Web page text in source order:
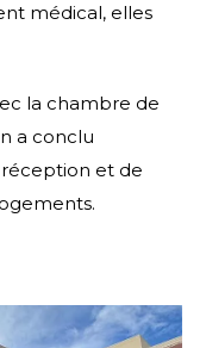
médical, elles
la chambre de
a conclu
réception et de